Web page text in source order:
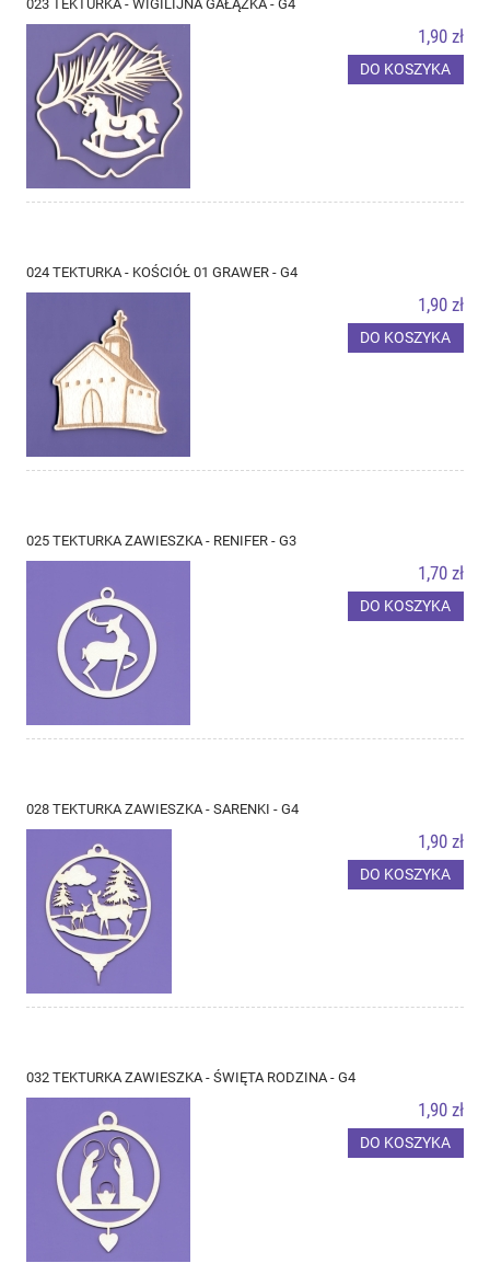
023 TEKTURKA - WIGILIJNA GAŁĄZKA - G4
1,90 zł
DO KOSZYKA
024 TEKTURKA - KOŚCIÓŁ 01 GRAWER - G4
1,90 zł
DO KOSZYKA
025 TEKTURKA ZAWIESZKA - RENIFER - G3
1,70 zł
DO KOSZYKA
028 TEKTURKA ZAWIESZKA - SARENKI - G4
1,90 zł
DO KOSZYKA
032 TEKTURKA ZAWIESZKA - ŚWIĘTA RODZINA - G4
1,90 zł
DO KOSZYKA